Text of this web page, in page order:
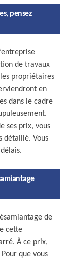
pensez
de travaux
propriétaires
en
dans le cadre
ses prix, vous
détaillé. Vous
de
cette
À ce prix,
que vous